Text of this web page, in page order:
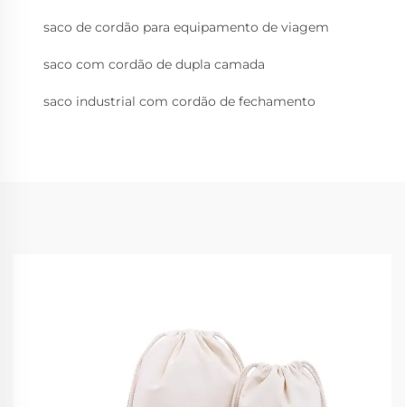
saco de cordão para equipamento de viagem
saco com cordão de dupla camada
saco industrial com cordão de fechamento